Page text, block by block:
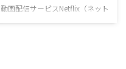
ナムグン・ミン、イ・ソル、キ
動画配信サービスNetflix（ネット